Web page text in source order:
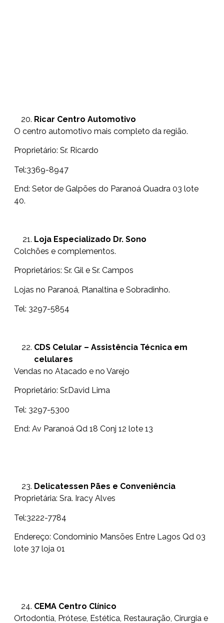
Ricar Centro Automotivo
O centro automotivo mais completo da região.
Proprietário: Sr. Ricardo
Tel:3369-8947
End: Setor de Galpões do Paranoá Quadra 03 lote
40.
Loja Especializado Dr. Sono
Colchões e complementos.
Proprietários: Sr. Gil e Sr. Campos
Lojas no Paranoá, Planaltina e Sobradinho.
Tel: 3297-5854
CDS Celular – Assistência Técnica em
celulares
Vendas no Atacado e no Varejo
Proprietário: Sr.David Lima
Tel: 3297-5300
End: Av Paranoá Qd 18 Conj 12 lote 13
Delicatessen Pães e Conveniência
Proprietária: Sra. Iracy Alves
Tel:3222-7784
Endereço: Condominio Mansões Entre Lagos Qd 03
lote 37 loja 01
CEMA Centro Clínico
Ortodontia, Prótese, Estética, Restauração, Cirurgia e